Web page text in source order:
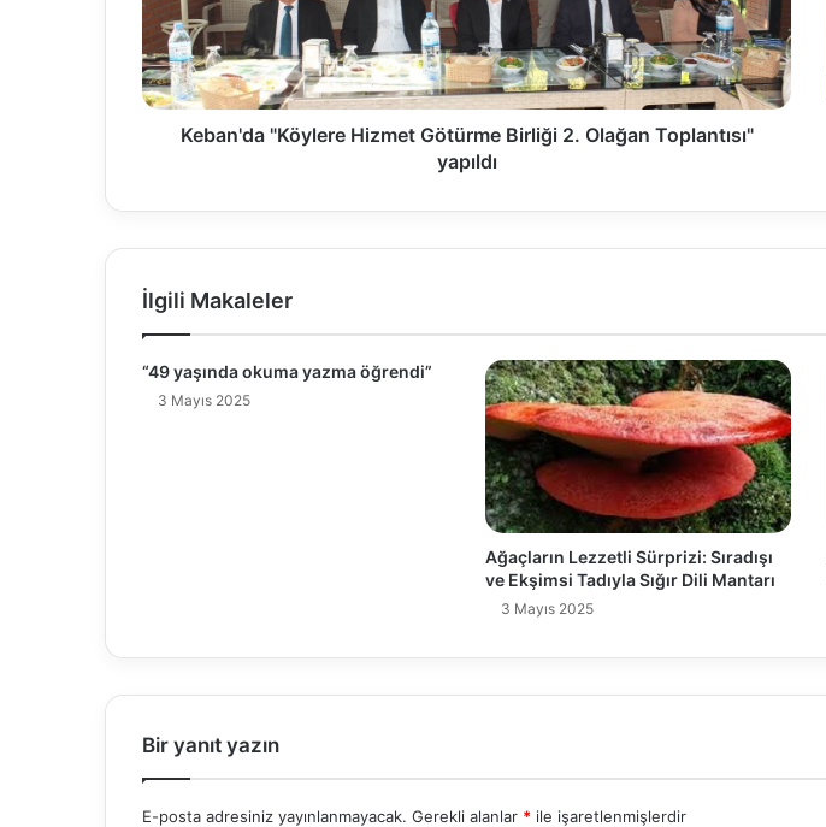
Keban'da "Köylere Hizmet Götürme Birliği 2. Olağan Toplantısı"
yapıldı
İlgili Makaleler
“49 yaşında okuma yazma öğrendi”
3 Mayıs 2025
Ağaçların Lezzetli Sürprizi: Sıradışı
ve Ekşimsi Tadıyla Sığır Dili Mantarı
3 Mayıs 2025
Bir yanıt yazın
E-posta adresiniz yayınlanmayacak. Gerekli alanlar * ile işaretlenmişlerdir